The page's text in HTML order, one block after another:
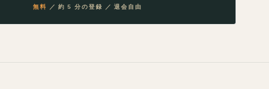
無料 ／ 約 5 分の登録 ／ 退会自由